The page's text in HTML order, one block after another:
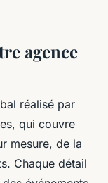
agence
réalisé par
qui couvre
mesure, de la
Chaque détail